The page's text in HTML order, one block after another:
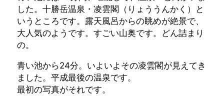
した。十勝岳温泉・凌雲閣（りょううんかく）と
いうところです。露天風呂からの眺めが絶景で、
大人気のようです。すごい山奥です。どん詰まり
の。
青い池から24分。いよいよその凌雲閣が見えてき
ました。平成最後の温泉です。
最初の写真がそれです。